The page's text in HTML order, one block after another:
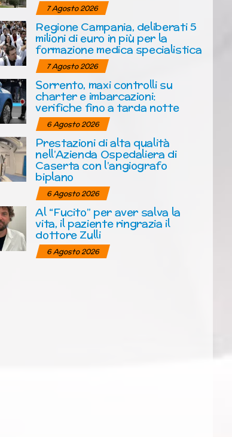
7 Agosto 2026
Regione Campania, deliberati 5
milioni di euro in più per la
formazione medica specialistica
7 Agosto 2026
Sorrento, maxi controlli su
charter e imbarcazioni:
verifiche fino a tarda notte
6 Agosto 2026
Prestazioni di alta qualità
nell’Azienda Ospedaliera di
Caserta con l’angiografo
biplano
6 Agosto 2026
Al “Fucito” per aver salva la
vita, il paziente ringrazia il
dottore Zulli
6 Agosto 2026